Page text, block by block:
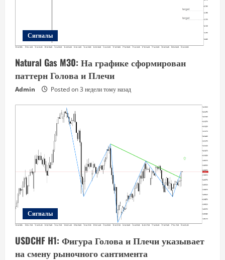
Сигналы
Natural Gas M30: На графике сформирован
паттерн Голова и Плечи
Admin Posted on 3 недели тому назад
Сигналы
USDCHF H1: Фигура Голова и Плечи указывает
на смену рыночного сантимента